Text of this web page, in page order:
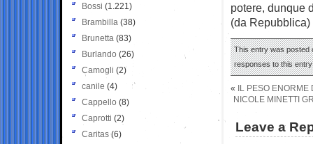
potere, dunque
(da Repubblica)
This entry was posted
responses to this
«
IL PESO
NICOLE MINETTI
Leave a
Bossi (1.221)
Brambilla (38)
Brunetta (83)
Burlando (26)
Camogli (2)
canile (4)
Cappello (8)
Caprotti (2)
Caritas (6)